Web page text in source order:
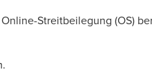
Streitbeilegung (OS)